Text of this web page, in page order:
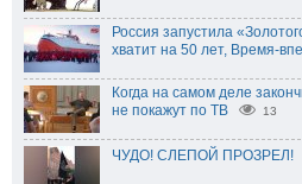
Россия запустила
хватит на 50 лет, Время-
Когда на самом деле
не покажут по ТВ
13
ЧУДО! СЛЕПОЙ ПРОЗРЕЛ!